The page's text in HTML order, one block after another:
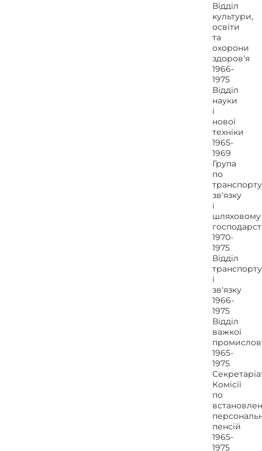
Відділ
культури,
освіти
та
охорони
здоров'я
1966-
1975
Відділ
науки
і
нової
техніки
1965-
1969
Група
по
зв'язку
і
шляховому
1970-
1975
Відділ
транспорту
і
зв'язку
1966-
1975
Відділ
важкої
1965-
1975
Комісії
по
пенсій
1965-
1975